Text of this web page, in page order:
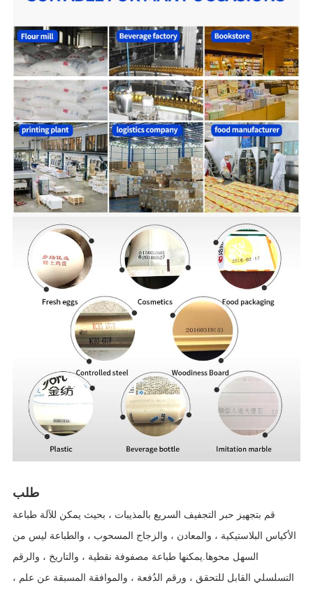
طلب
قم بتجهيز حبر التجفيف السريع بالمذيبات ، بحيث يمكن للآلة طباعة
الأكياس البلاستيكية ، والمعادن ، والزجاج المسحوب ، والطباعة ليس من
السهل محوها.يمكنها طباعة مصفوفة نقطية ، والتاريخ ، والرقم
التسلسلي القابل للتحقق ، ورقم الدُفعة ، والموافقة المسبقة عن علم ،